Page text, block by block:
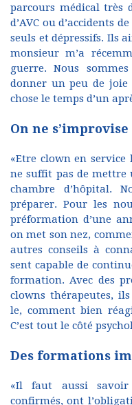
parcours médical très
d’AVC ou d’accidents
seuls et dépressifs. Ils
monsieur m’a
guerre. Nous
donner un peu de
chose le temps d’un
On ne
«Etre clown en service
ne suffit pas de mettre
chambre d’hôpital.
préparer. Pour les
préformation d’une
on met son nez,
autres conseils à
sent capable de
formation. Avec des
clowns thérapeutes,
le, comment bien
C’est tout le côté
Des formations
«Il faut aussi
confirmés, ont